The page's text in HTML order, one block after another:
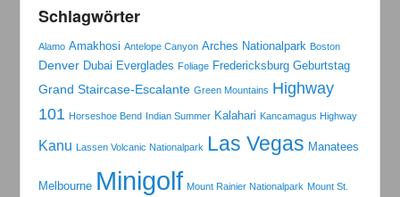
Schlagwörter
Alamo Amakhosi Antelope Canyon Arches Nationalpark Boston
Denver Dubai Everglades Foliage Fredericksburg Geburtstag
Grand Staircase-Escalante Green Mountains Highway
101 Horseshoe Bend Indian Summer Kalahari Kancamagus Highway
Kanu Lassen Volcanic Nationalpark Las Vegas Manatees
Melbourne Minigolf Mount Rainier Nationalpark Mount St.